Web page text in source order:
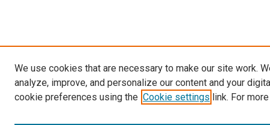
We use cookies that are necessary to make our site work.
analyze, improve, and personalize our content and your
cookie preferences using the Cookie settings link. For